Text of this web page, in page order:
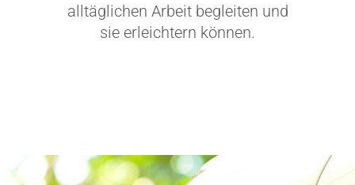
alltäglichen Arbeit begleiten und
sie erleichtern können.